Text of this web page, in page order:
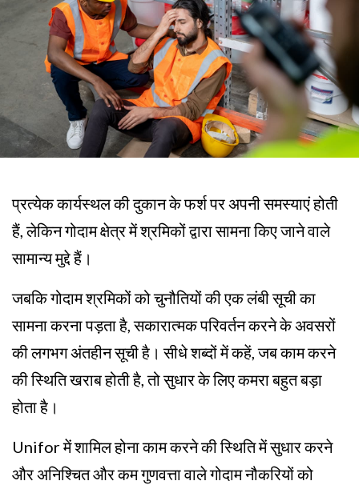
प्रत्येक कार्यस्थल की दुकान के फर्श पर अपनी समस्याएं होती
हैं, लेकिन गोदाम क्षेत्र में श्रमिकों द्वारा सामना किए जाने वाले
सामान्य मुद्दे हैं।
जबकि गोदाम श्रमिकों को चुनौतियों की एक लंबी सूची का
सामना करना पड़ता है, सकारात्मक परिवर्तन करने के अवसरों
की लगभग अंतहीन सूची है। सीधे शब्दों में कहें, जब काम करने
की स्थिति खराब होती है, तो सुधार के लिए कमरा बहुत बड़ा
होता है।
Unifor में शामिल होना काम करने की स्थिति में सुधार करने
और अनिश्चित और कम गुणवत्ता वाले गोदाम नौकरियों को